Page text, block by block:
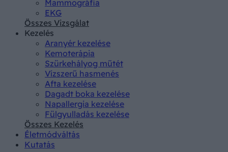
Mammográfia
EKG
Összes Vizsgálat
Kezelés
Aranyér kezelése
Kemoterápia
Szürkehályog műtét
Vízszerű hasmenés
Afta kezelése
Dagadt boka kezelése
Napallergia kezelése
Fülgyulladás kezelése
Összes Kezelés
Életmódváltás
Kutatás